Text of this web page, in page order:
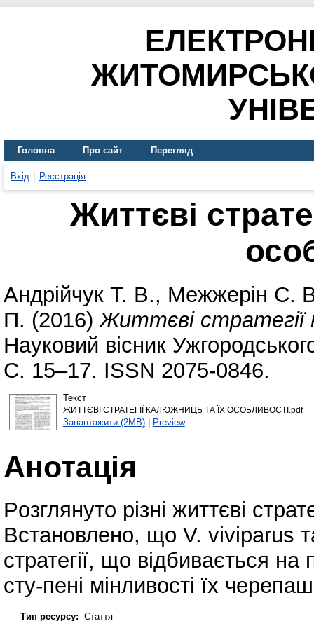
Головна Про сайт Перегляд
Вхід Реєстрація
Життєві
Андрійчук Т. В., Межжерін С.
П. (2016)Життєві стратегії
Науковий вісник
С. 15–17. ISSN 2075-0846.
Текст
ЖИТТЄВІ СТРАТЕГІЇ КАЛЮЖНИЦЬ ТА ЇХ ОСОБЛИВОСТІ.pdf
Завантажити (2MB)| Preview
Анотація
Pозглянуто різні життєві
Встановлено, що V. viviparus
стратегії, що відбивається на
сту-пені мінливості їх
Тип ресурсу: Стаття